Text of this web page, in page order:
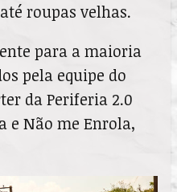
roupas velhas.
para a maioria
pela equipe do
da Periferia 2.0
e Não me Enrola,